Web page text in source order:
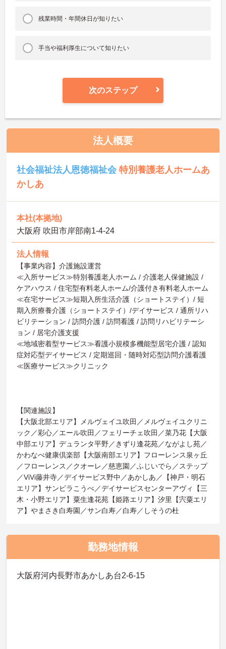
残業時間・年間休日が知りたい
手当や福利厚生について知りたい
次のステップ
法人概要
社会福祉法人恩徳福祉会特別養護老人ホームあ
かしあ
本社(本拠地)
大阪府 吹田市岸部南1-4-24
法人情報
【事業内容】介護施設運営
≪入所サービス≫特別養護老人ホーム / 介護老人保健施設 /
ケアハウス / 住宅型有料老人ホーム/介護付き有料老人ホーム
≪在宅サービス≫短期入所生活介護（ショートステイ）/ 短
期入所療養介護（ショートステイ）/デイサービス / 通所リハ
ビリテーション / 訪問介護 / 訪問看護 / 訪問リハビリテーシ
ョン / 居宅介護支援
≪地域密着型サービス≫看護小規模多機能型居宅介護 / 認知
症対応型デイサービス / 定期巡回・随時対応型訪問介護看護
≪医療サービス≫クリニック
【関連施設】
【大阪北部エリア】メルヴェイユ吹田／メルヴェイユクリニ
ック／彩心／エール吹田／フェリーチェ吹田／菜乃花【大阪
中部エリア】デュランタ平野／きずり逢花苑／ながよし苑／
かわなべ健康倶楽部【大阪南部エリア】フローレンス泉ヶ丘
／フローレンス／クオーレ／慈恵園／ふじいでら／ステップ
／ViVi藤井寺／デイサービス野中／あかしあ／【神戸・明石
エリア】サンビラこうべ／デイサービスセンターアヴィ【三
木・小野エリア】粟生逢花苑【姫路エリア】汐里【宍粟エリ
ア】やまさき白寿園／サン白寿／白寿／しそうの杜
勤務地情報
大阪府河内長野市あかしあ台2-6-15